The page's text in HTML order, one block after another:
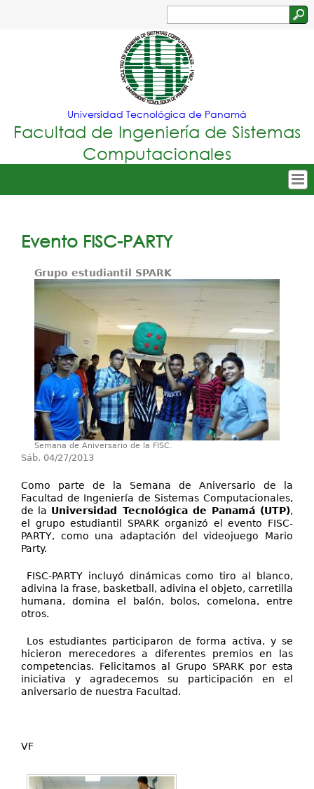
Jump to navigation
Formulario
de
búsqueda
Universidad Tecnológica de Panamá
Facultad de Ingeniería de Sistemas
Computacionales
Menu
Nuestra Facultad
Secretarías
Departamentos
Investigación
Servicios
Evento FISC-PARTY
Grupo estudiantil SPARK
Semana de Aniversario de la FISC.
Sáb, 04/27/2013
Como parte de la Semana de Aniversario de la
Facultad de Ingeniería de Sistemas Computacionales,
de la Universidad Tecnológica de Panamá (UTP),
el grupo estudiantil SPARK organizó el evento FISC-
PARTY, como una adaptación del videojuego Mario
Party.
FISC-PARTY incluyó dinámicas como tiro al blanco,
adivina la frase, basketball, adivina el objeto, carretilla
humana, domina el balón, bolos, comelona, entre
otros.
Los estudiantes participaron de forma activa, y se
hicieron merecedores a diferentes premios en las
competencias. Felicitamos al Grupo SPARK por esta
iniciativa y agradecemos su participación en el
aniversario de nuestra Facultad.
VF